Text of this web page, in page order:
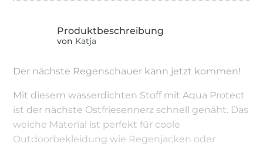
von Katja
Der nächste Regenschauer kann jetzt kommen!
Mit diesem wasserdichten Stoff mit Aqua Protect
ist der nächste Ostfriesennerz schnell genäht. Das
weiche Material ist perfekt für coole
Outdoorbekleidung wie Regenjacken oder